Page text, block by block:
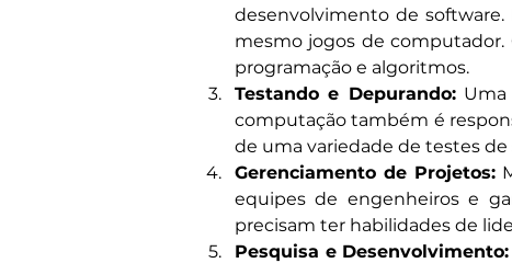
desenvolvimento de software.
mesmo jogos de
programação e algoritmos.
Testando e Depurando: Uma
computação também é
de uma variedade de testes de
Gerenciamento de Projetos:
equipes de engenheiros e
precisam ter habilidades de
Pesquisa e Desenvolvimento: